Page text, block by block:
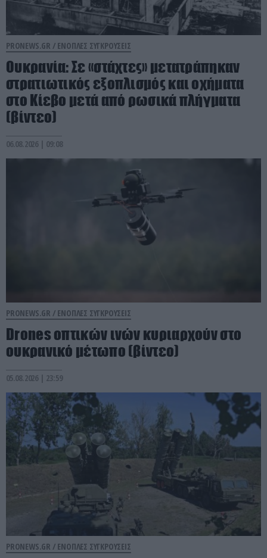
PRONEWS.GR / ΕΝΟΠΛΕΣ ΣΥΓΚΡΟΥΣΕΙΣ
Ουκρανία: Σε «στάχτες» μετατράπηκαν
στρατιωτικός εξοπλισμός και οχήματα
στο Κίεβο μετά από ρωσικά πλήγματα
(βίντεο)
06.08.2026 | 09:08
PRONEWS.GR / ΕΝΟΠΛΕΣ ΣΥΓΚΡΟΥΣΕΙΣ
Drones οπτικών ινών κυριαρχούν στο
ουκρανικό μέτωπο (βίντεο)
05.08.2026 | 23:59
PRONEWS.GR / ΕΝΟΠΛΕΣ ΣΥΓΚΡΟΥΣΕΙΣ